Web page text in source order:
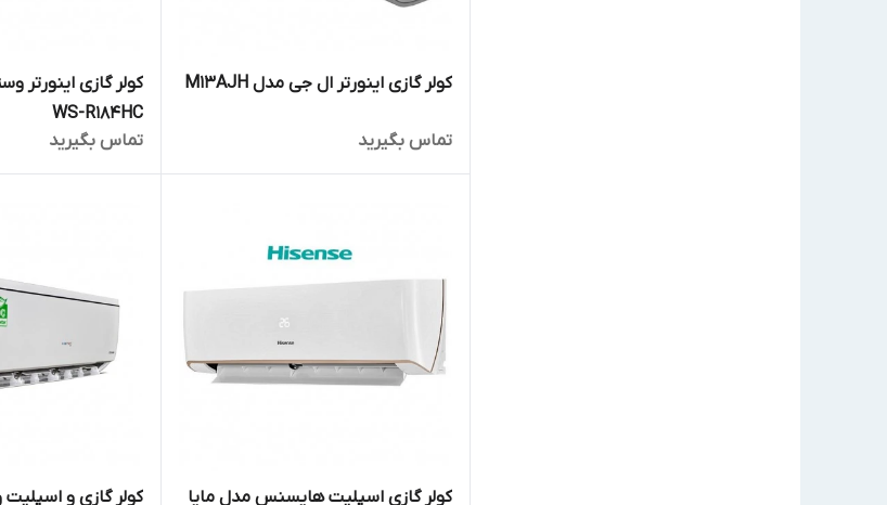
کولر گازی اینورتر ال جی مدل M13AJH
تماس بگیرید
WS-R184HC
تماس بگیرید
کولر گازی اسپلیت هایسنس مدل مایا